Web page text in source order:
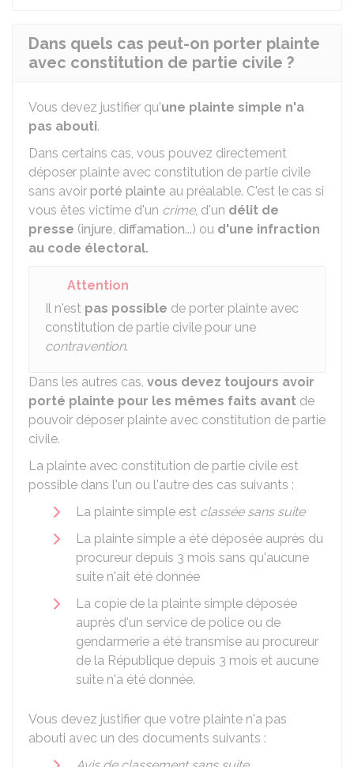
Dans quels cas peut-on porter plainte
avec constitution de partie civile ?
Vous devez justifier qu'une plainte simple n'a
pas abouti.
Dans certains cas, vous pouvez directement
déposer plainte avec constitution de partie civile
sans avoir porté plainte au préalable. C'est le cas si
vous êtes victime d'un crime, d'un délit de
presse (injure, diffamation...) ou d'une infraction
au code électoral.
Attention
Il n'est pas possible de porter plainte avec
constitution de partie civile pour une
contravention.
Dans les autres cas, vous devez toujours avoir
porté plainte pour les mêmes faits avant de
pouvoir déposer plainte avec constitution de partie
civile.
La plainte avec constitution de partie civile est
possible dans l'un ou l'autre des cas suivants :
La plainte simple est classée sans suite
La plainte simple a été déposée auprès du
procureur depuis 3 mois sans qu'aucune
suite n'ait été donnée
La copie de la plainte simple déposée
auprès d'un service de police ou de
gendarmerie a été transmise au procureur
de la République depuis 3 mois et aucune
suite n'a été donnée.
Vous devez justifier que votre plainte n'a pas
abouti avec un des documents suivants :